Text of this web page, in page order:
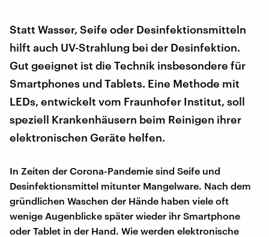
Statt Wasser, Seife oder Desinfektionsmitteln
hilft auch UV-Strahlung bei der Desinfektion.
Gut geeignet ist die Technik insbesondere für
Smartphones und Tablets. Eine Methode mit
LEDs, entwickelt vom Fraunhofer Institut, soll
speziell Krankenhäusern beim Reinigen ihrer
elektronischen Geräte helfen.
In Zeiten der Corona-Pandemie sind Seife und
Desinfektionsmittel mitunter Mangelware. Nach dem
gründlichen Waschen der Hände haben viele oft
wenige Augenblicke später wieder ihr Smartphone
oder Tablet in der Hand. Wie werden elektronische